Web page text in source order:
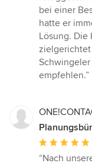
bei einer
hatte er
Lösung.
zielgerichtet
empfehlen.”
Bewertung:
“Nach